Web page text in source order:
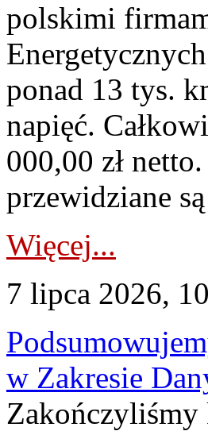
polskimi
ponad 13 tys.
napięć.
000,00 zł
przewidziane
Więcej...
7 lipca 2026,
w Zakresie